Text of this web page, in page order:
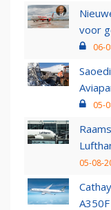
voor
06-
05-
05-08-